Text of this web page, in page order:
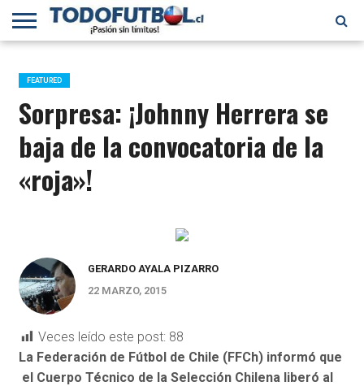
PRIMERA
B
SELECCIÓN
CHILENA
CHILENOS
EN EL
MUNDO
FÚTBOL
INTERNACIONAL
FEATURED
Sorpresa: ¡Johnny Herrera se
baja de la convocatoria de la
«roja»!
GERARDO AYALA PIZARRO
22 MARZO, 2015
Veces leído este post: 88
La Federación de Fútbol de Chile (FFCh) informó que
el Cuerpo Técnico de la Selección Chilena liberó al